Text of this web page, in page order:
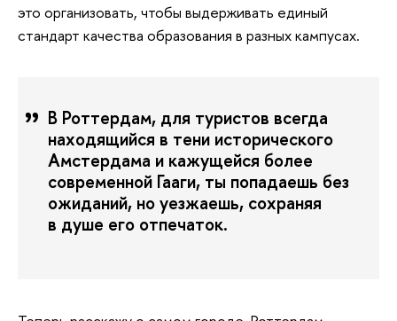
это организовать, чтобы выдерживать единый
стандарт качества образования в разных кампусах.
В Роттердам, для туристов всегда
находящийся в тени исторического
Амстердама и кажущейся более
современной Гааги, ты попадаешь без
ожиданий, но уезжаешь, сохраняя
в душе его отпечаток.